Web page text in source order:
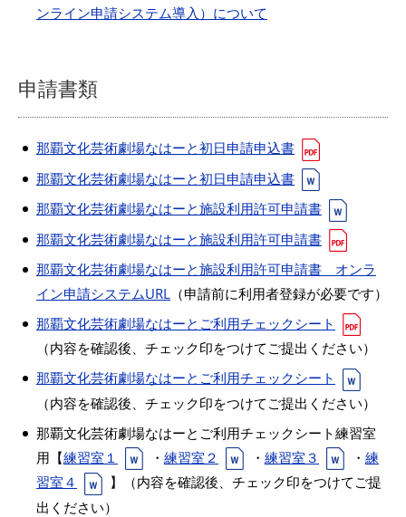
ンライン申請システム導入）について
申請書類
那覇文化芸術劇場なはーと初日申請申込書
那覇文化芸術劇場なはーと初日申請申込書
那覇文化芸術劇場なはーと施設利用許可申請書
那覇文化芸術劇場なはーと施設利用許可申請書
那覇文化芸術劇場なはーと施設利用許可申請書 オンラ
イン申請システムURL （申請前に利用者登録が必要です）
那覇文化芸術劇場なはーとご利用チェックシート
（内容を確認後、チェック印をつけてご提出ください）
那覇文化芸術劇場なはーとご利用チェックシート
（内容を確認後、チェック印をつけてご提出ください）
那覇文化芸術劇場なはーとご利用チェックシート練習室
用【練習室１ ・ 練習室２ ・ 練習室３ ・ 練
習室４
】（内容を確認後、チェック印をつけてご提
出ください）